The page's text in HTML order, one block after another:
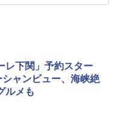
レ下関」予約スター
シャンビュー、海峡絶
ルメも